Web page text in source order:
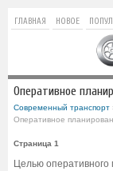
ГЛАВНАЯ НОВОЕ
Оперативное
Современный транспорт
Оперативное
Страница 1
Целью